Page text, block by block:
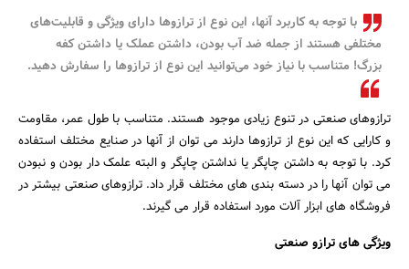
با توجه به کاربرد آنها، این نوع از ترازوها دارای ویژگی و قابلیت‌های
مختلفی هستند از جمله ضد آب بودن، داشتن عملک یا داشتن کفه
بزرگ! متناسب با نیاز خود می‌توانید این نوع از ترازوها را سفارش دهید.
ترازوهای صنعتی در تنوع زیادی موجود هستند. متناسب با طول عمر، مقاومت
و کارایی که این نوع از ترازوها دارند می توان از آنها در صنایع مختلف استفاده
کرد. با توجه به داشتن چاپگر یا نداشتن چاپگر و البته علمک دار بودن و نبودن
می توان آنها را در دسته بندی های مختلف قرار داد. ترازوهای صنعتی بیشتر در
فروشگاه های ابزار آلات مورد استفاده قرار می گیرند.
ویژگی های ترازو صنعتی